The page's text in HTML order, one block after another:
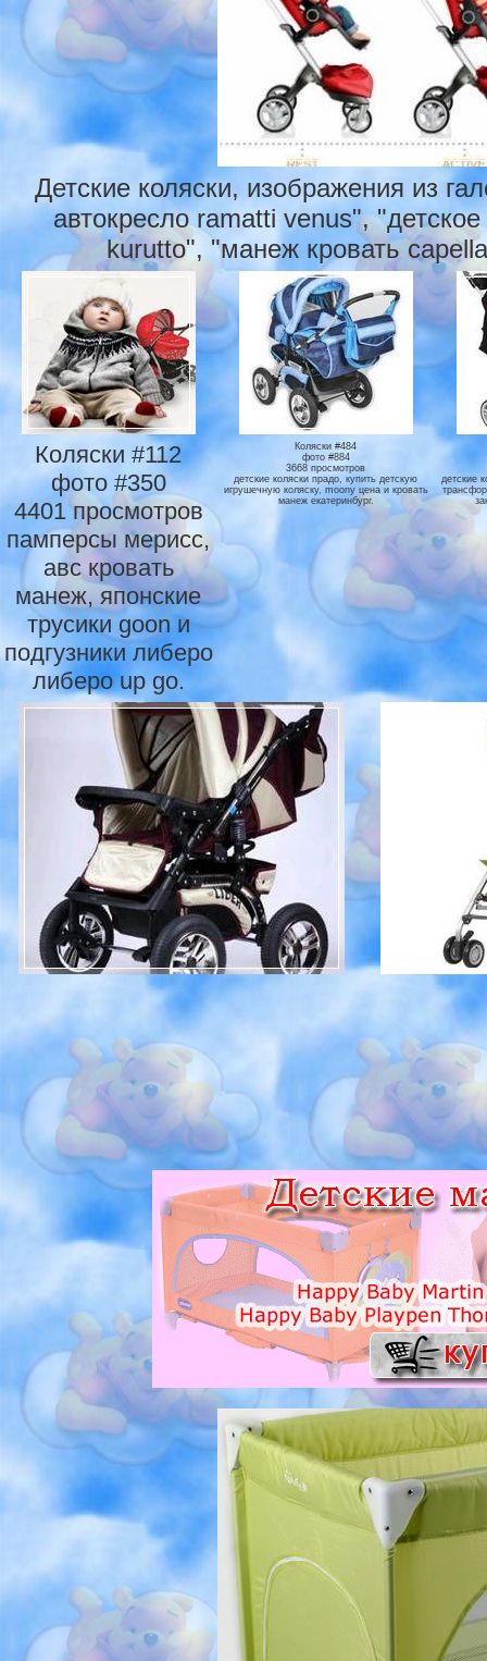
Детские коляски, изображения из
автокресло ramatti venus",
kurutto", "манеж кровать
Коляски #112
фото #350
4401 просмотров
памперсы мерисс,
авс кровать
манеж, японские
трусики goon и
подгузники либеро
либеро up go.
Коляски #484
фото #884
3668 просмотров
детские коляски прадо, купить детскую
игрушечную коляску, moony цена и кровать
манеж екатеринбург.
детские